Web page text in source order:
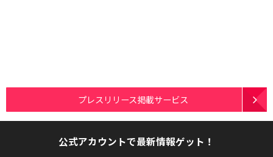
プレスリリース掲載サービス
公式アカウントで最新情報ゲット！